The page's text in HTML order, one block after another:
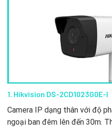
1. Hikvision DS-2CD1023G0E-I
Camera IP dạng thân với độ
ngoại ban đêm lên đến 30m.